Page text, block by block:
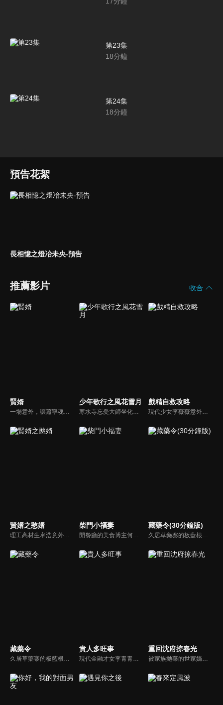
第23集
18分鐘
第24集
18分鐘
預告花絮
長相憶之燈冶未央-預告
推薦影片 收合
賢婿 少年歌行之風花雪月
寒水寺忘憂大師坐化後，一口神秘的黃金棺材入世，掀起江湖紛爭。各方勢力針鋒相對，雷無桀、蕭瑟、唐蓮、司空千落、天女蕊等相繼捲入爭端，一場圍繞黃金棺材的故事即將上演，策馬江湖夢，倚劍踏歌行，黃金棺材的秘密，逐漸浮現...
戲精自救攻略
現代少女李薇薇意外變身平陽世子妃，在無限流循環世界裏，拯救世子夫君沈懷瑾。兩人歷經磨難終於有情人終成眷屬的故事。
賢婿之憨婿 柴門小福妻
開餐廳的美食博主何青青意外跌倒後，穿越到了古代田園。從賺錢還債、先婚後愛到萌娃養成，還收穫了傅清淮的真摯感情。就在她事業、親情、愛情三全的時候，卻面臨著是要離開這裏回去現代生活，還是拋開過去留下與傅清淮、孩子們在一起的艱難抉擇……
藏藥令(30分鐘版)
藏藥令
久居草藥寨的板藍根精怪〈小藍〉，意外救下了突破草藥寨結界的醫官〈阿九〉，阿九除了是倍受敬仰的九神醫，其實他的隱藏身份是抓捕草藥精怪的上清司統領〈玖冥〉。小藍與阿九意外結為同死同傷的靈配關係，就此展開了一場貓鼠遊戲，並由此揭開了二人前世今生的兩世牽絆。
貴人多旺事
現代金融才女李青青穿越古代，成為車騎將軍潘陽之妻。原想着安穩度日，豈料平靜不過三載，夫君竟攜外室李沐顏一同歸家。與此同時，一樁李家身世互換的秘聞亦隨之曝光—李沐顏才是真正的李家千金。面對夫君與身份的雙重背棄，李青青從容化解後宅鬧劇，憑藉現代金融智慧，一步步闖出屬於自己的逆襲之路。
重回沈府掠春光
被家族抛棄的世家嫡女沈千初為了替至親報仇重回沈府，與桀骜不馴的許家二世子許星北機緣相遇，兩人從冤家路窄到心心相惜，在一次次並肩闖關破局中，互生難以割捨的情愫，終成眷屬。